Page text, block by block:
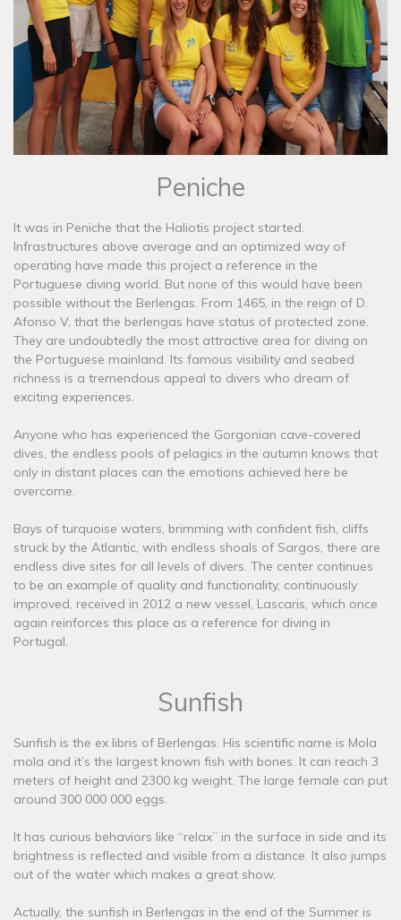
Peniche
It was in Peniche that the Haliotis project started.
Infrastructures above average and an optimized way of
operating have made this project a reference in the
Portuguese diving world. But none of this would have been
possible without the Berlengas. From 1465, in the reign of D.
Afonso V, that the berlengas have status of protected zone.
They are undoubtedly the most attractive area for diving on
the Portuguese mainland. Its famous visibility and seabed
richness is a tremendous appeal to divers who dream of
exciting experiences.
Anyone who has experienced the Gorgonian cave-covered
dives, the endless pools of pelagics in the autumn knows that
only in distant places can the emotions achieved here be
overcome.
Bays of turquoise waters, brimming with confident fish, cliffs
struck by the Atlantic, with endless shoals of Sargos, there are
endless dive sites for all levels of divers. The center continues
to be an example of quality and functionality, continuously
improved, received in 2012 a new vessel, Lascaris, which once
again reinforces this place as a reference for diving in
Portugal.
Sunfish
Sunfish is the ex libris of Berlengas. His scientific name is Mola
mola and it’s the largest known fish with bones. It can reach 3
meters of height and 2300 kg weight. The large female can put
around 300 000 000 eggs.
It has curious behaviors like “relax” in the surface in side and its
brightness is reflected and visible from a distance. It also jumps
out of the water which makes a great show.
Actually, the sunfish in Berlengas in the end of the Summer is